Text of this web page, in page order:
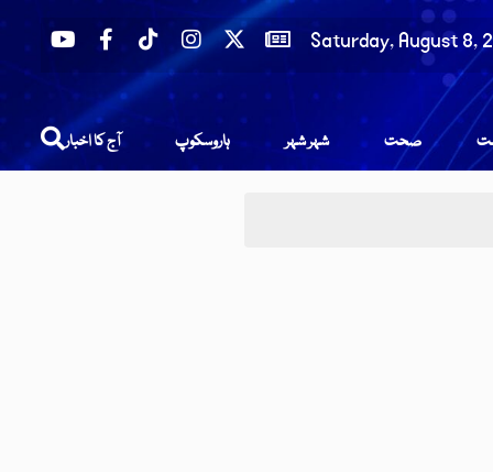
Saturday, August 8,
آج کا اخبار ہاروسکوپ شہر شہر صحت